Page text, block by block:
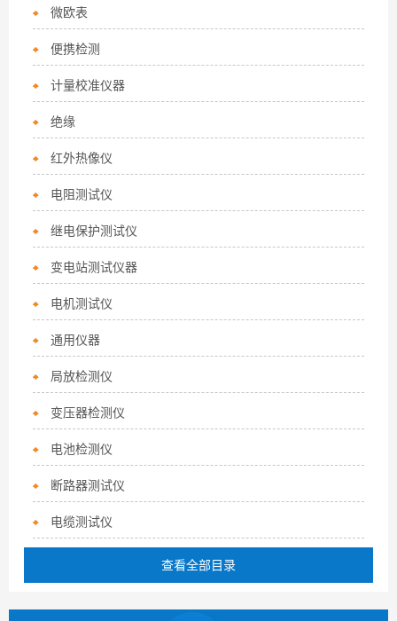
微欧表
便携检测
计量校准仪器
绝缘
红外热像仪
电阻测试仪
继电保护测试仪
变电站测试仪器
电机测试仪
通用仪器
局放检测仪
变压器检测仪
电池检测仪
断路器测试仪
电缆测试仪
查看全部目录